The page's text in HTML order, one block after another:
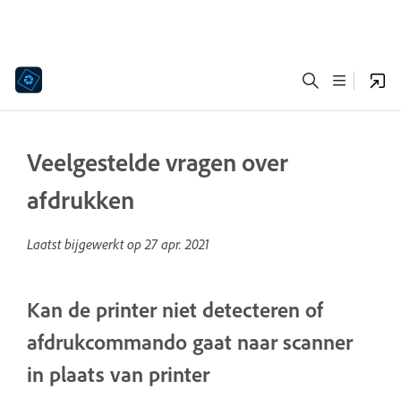
Veelgestelde vragen over
afdrukken
Laatst bijgewerkt op27 apr. 2021
Kan de printer niet detecteren of
afdrukcommando gaat naar scanner
in plaats van printer